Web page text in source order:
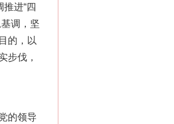
进“四
调，坚
的，以
步伐，
的领导